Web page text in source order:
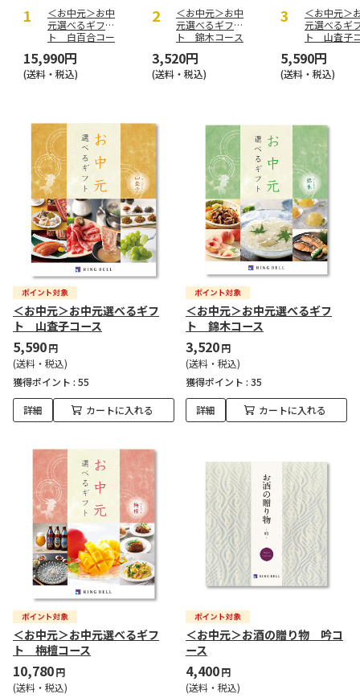
＜お中元＞お中
元選べるギフ
ト 白百合コー
15,990円
(送料・税込)
＜お中元＞お中
元選べるギフ
ト 錦木コース
3,520円
(送料・税込)
＜お中元＞
元選べるギ
ト 山査子
5,590円
(送料・税込)
＜お中元＞お中元選べるギフ
ト 山査子コース
5,590円
(送料・税込)
獲得ポイント : 55
詳細 カートに入れる
＜お中元＞お中元選べるギフ
ト 錦木コース
3,520円
(送料・税込)
獲得ポイント : 35
詳細 カートに入れる
＜お中元＞お中元選べるギフ
ト 栴檀コース
10,780円
(送料・税込)
＜お中元＞お酒の贈り物 吟コ
ース
4,400円
(送料・税込)